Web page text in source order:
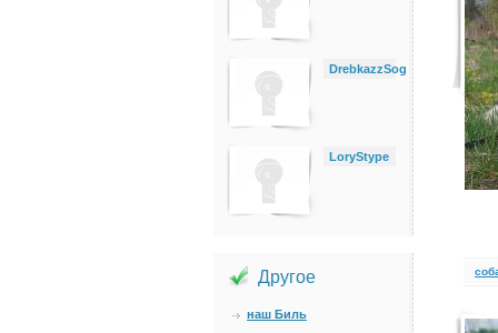
DrebkazzSog
LoryStype
Другое
наш Биль